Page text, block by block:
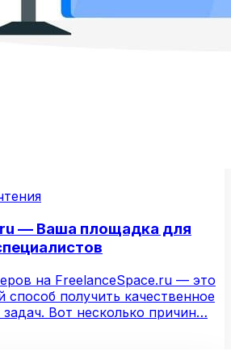
— Ваша площадка для
на FreelanceSpace.ru — это
получить качественное
Вот несколько причин…